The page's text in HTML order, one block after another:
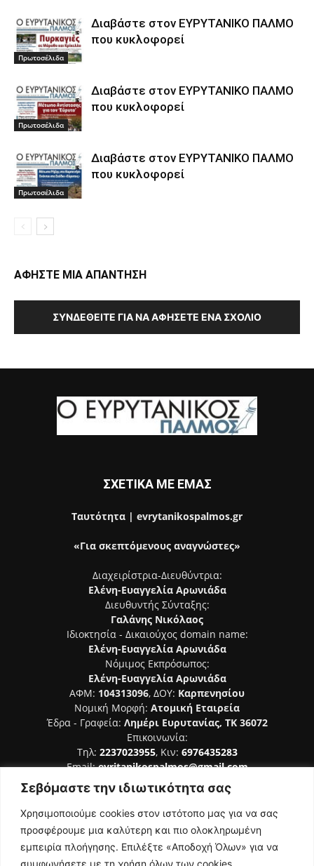
Σεβόμαστε την ιδιωτικότητα σας
Χρησιμοποιούμε cookies στον ιστότοπο μας για να σας
προσφέρουμε μια καλύτερη και πιο ολοκληρωμένη
εμπειρία πλοήγησης. Επιλέξτε «Αποδοχή Όλων» για να
συμφωνήσετε με τη χρήση όλων των cookies.
Πρωτοσέλιδα
Διαβάστε στον ΕΥΡΥΤΑΝΙΚΟ ΠΑΛΜΟ
που κυκλοφορεί
Πρωτοσέλιδα
Διαβάστε στον ΕΥΡΥΤΑΝΙΚΟ ΠΑΛΜΟ
που κυκλοφορεί
Πρωτοσέλιδα
Διαβάστε στον ΕΥΡΥΤΑΝΙΚΟ ΠΑΛΜΟ
που κυκλοφορεί
ΑΦΗΣΤΕ ΜΙΑ ΑΠΑΝΤΗΣΗ
ΣΥΝΔΕΘΕΊΤΕ ΓΙΑ ΝΑ ΑΦΉΣΕΤΕ ΈΝΑ ΣΧΌΛΙΟ
ΣΧΕΤΙΚΑ ΜΕ ΕΜΑΣ
Ταυτότητα | evrytanikospalmos.gr
«Για σκεπτόμενους αναγνώστες»
Διαχειρίστρια-Διευθύντρια:
Ελένη-Ευαγγελία Αρωνιάδα
Διευθυντής Σύνταξης:
Γαλάνης Νικόλαος
Ιδιοκτησία - Δικαιούχος domain name:
Ελένη-Ευαγγελία Αρωνιάδα
Νόμιμος Εκπρόσωπος:
Ελένη-Ευαγγελία Αρωνιάδα
ΑΦΜ: 104313096, ΔΟΥ: Καρπενησίου
Νομική Μορφή: Ατομική Εταιρεία
Έδρα - Γραφεία: Λημέρι Ευρυτανίας, ΤΚ 36072
Επικοινωνία:
Τηλ: 2237023955, Κιν: 6976435283
Email:evritanikospalmos@gmail.com